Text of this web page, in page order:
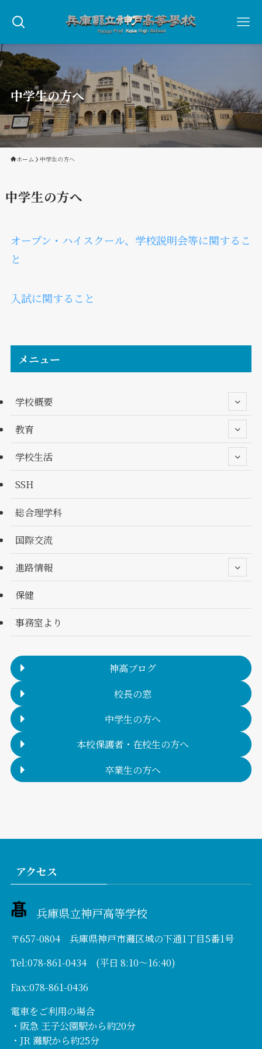
中学生の方へ
ホーム 中学生の方へ
中学生の方へ
オープン・ハイスクール、学校説明会等に関するこ
と
入試に関すること
メニュー
学校概要
教育
学校生活
SSH
総合理学科
国際交流
進路情報
保健
事務室より
神高ブログ
校長の窓
中学生の方へ
本校保護者・在校生の方へ
卒業生の方へ
アクセス
兵庫県立神戸高等学校
〒657-0804 兵庫県神戸市灘区城の下通1丁目5番1号
Tel:078-861-0434 (平日 8:10～16:40)
Fax:078-861-0436
電車をご利用の場合
・阪急 王子公園駅から約20分
・JR 灘駅から約25分